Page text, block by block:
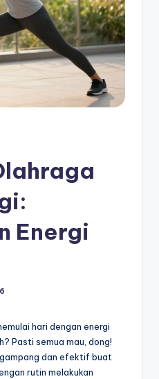
Energi
hari dengan energi
Pasti semua mau, dong!
dan efektif buat
rutin melakukan